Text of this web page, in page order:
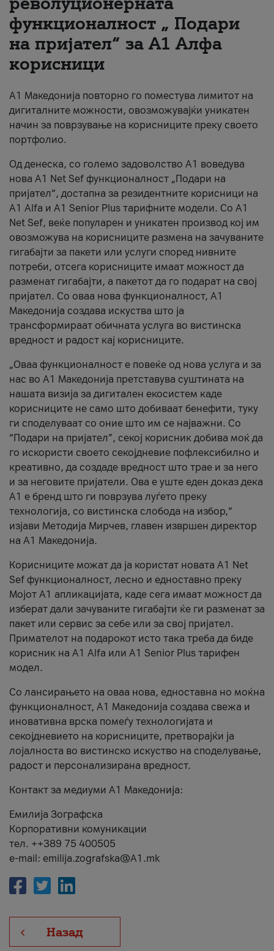
За нас
#ПодобарОнлајн
функционалност „ Подари
на пријател“ за А1 Алфа
корисници
А1 Македонија повторно го поместува лимитот на
дигиталните можности, овозможувајќи уникатен
начин за поврзување на корисниците преку своето
портфолио.
Од денеска, со големо задоволство А1 воведува
нова A1 Net Sef функционалност „Подари на
пријател“, достапна за резидентните корисници на
А1 Alfa и A1 Senior Plus тарифните модели. Со A1
Net Sef, веќе популарен и уникатен производ кој им
овозможува на корисниците размена на зачуваните
гигабајти за пакети или услуги според нивните
потреби, отсега корисниците имаат можност да
разменат гигабајти, а пакетот да го подарат на свој
пријател. Со оваа нова функционалност, А1
Македонија создава искуства што ја
трансформираат обичната услуга во вистинска
вредност и радост кај корисниците.
„Оваа функционалност е повеќе од нова услуга и за
нас во А1 Македонија претставува суштината на
нашата визија за дигитален екосистем каде
корисниците не само што добиваат бенефити, туку
ги споделуваат со оние што им се најважни. Со
“Подари на пријател”, секој корисник добива моќ да
го искористи своето секојдневие пофлексибилно и
креативно, да создаде вредност што трае и за него
и за неговите пријатели. Ова е уште еден доказ дека
А1 е бренд што ги поврзува луѓето преку
технологија, со вистинска слобода на избор,“
изјави Методија Мирчев, главен извршен директор
на А1 Македонија.
Корисниците можат да ја користат новата А1 Net
Sef функционалност, лесно и едноставно преку
Мојот А1 апликацијата, каде сега имаат можност да
изберат дали зачуваните гигабајти ќе ги разменат за
пакет или сервис за себе или за свој пријател.
Примателот на подарокот исто така треба да биде
корисник на А1 Alfa или A1 Senior Plus тарифен
модел.
Со лансирањето на оваа нова, едноставна но моќна
функционалност, А1 Македонија создава свежа и
иновативна врска помеѓу технологијата и
секојдневието на корисниците, претворајќи ја
лојалноста во вистинско искуство на споделување,
радост и персонализирана вредност.
Контакт за медиуми А1 Македонија:
Емилија Зографска
Корпоративни комуникации
тел. ++389 75 400505
e-mail: emilija.zografska@A1.mk
Назад